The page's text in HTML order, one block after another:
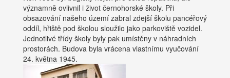
významně ovlivnil i život černohorské školy. Při
obsazování našeho území zabral zdejší školu pancéřový
oddíl, hřiště pod školou sloužilo jako parkoviště vozidel.
Jednotlivé třídy školy byly pak umístěny v náhradních
prostorách. Budova byla vrácena vlastnímu vyučování
24. května 1945.